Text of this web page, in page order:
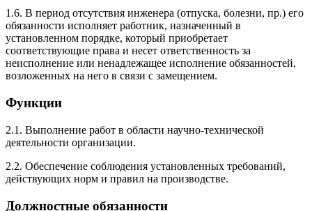
1.6. В период отсутствия инженера (отпуска, болезни, пр.) его
обязанности исполняет работник, назначенный в
установленном порядке, который приобретает
соответствующие права и несет ответственность за
неисполнение или ненадлежащее исполнение обязанностей,
возложенных на него в связи с замещением.
Функции
2.1. Выполнение работ в области научно-технической
деятельности организации.
2.2. Обеспечение соблюдения установленных требований,
действующих норм и правил на производстве.
Должностные обязанности